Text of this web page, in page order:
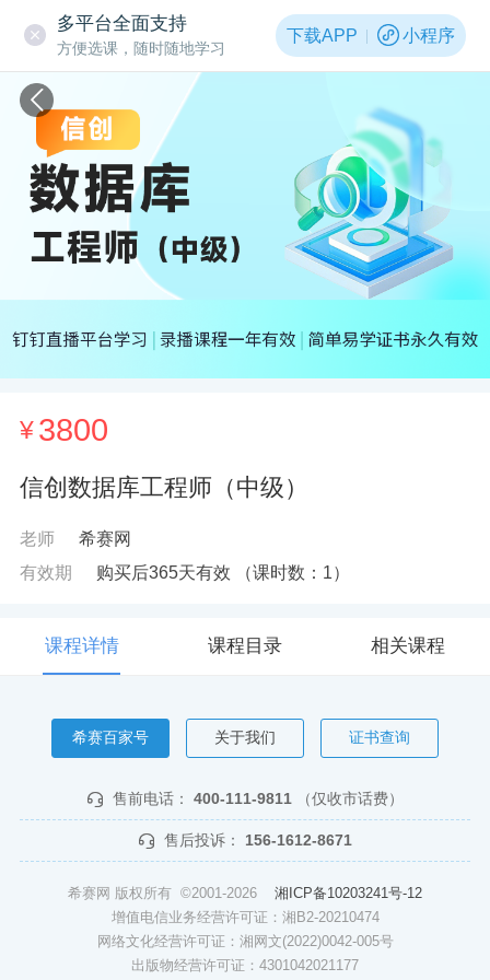
多平台全面支持
方便选课，随时随地学习
下载APP 小程序
¥3800
信创数据库工程师（中级）
老师
希赛网
有效期
购买后365天有效 （课时数： 1）
课程详情 课程目录 相关课程
希赛百家号 关于我们 证书查询
售前电话： 400-111-9811 （仅收市话费）
售后投诉： 156-1612-8671
希赛网 版权所有 ©2001-2026 湘ICP备10203241号-12
增值电信业务经营许可证：湘B2-20210474
网络文化经营许可证：湘网文(2022)0042-005号
出版物经营许可证：4301042021177